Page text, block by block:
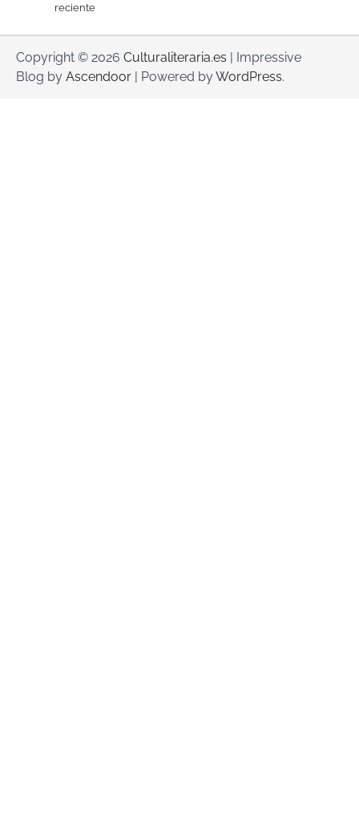
reciente
Copyright © 2026 Culturaliteraria.es | Impressive
Blog by Ascendoor | Powered byWordPress.